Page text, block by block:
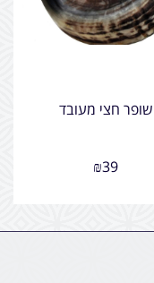
שופר חצי מעובד
₪39